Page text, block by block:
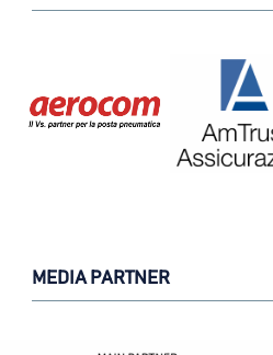
MEDIA PARTNER